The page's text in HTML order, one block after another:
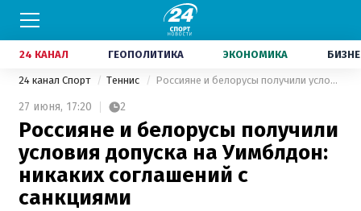
24 КАНАЛ ГЕОПОЛИТИКА ЭКОНОМИКА
24 канал Спорт Теннис Россияне и белорусы получили условия допуска на Уимблдон: никаких соглашений с санкциями
27 июня, 17:20 2
Россияне и белорусы получили
условия допуска на Уимблдон:
никаких соглашений с
санкциями